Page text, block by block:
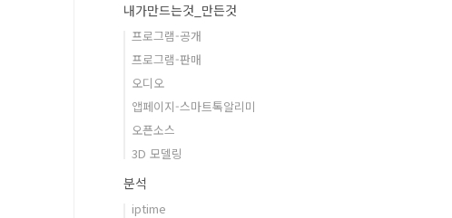
내가만드는것_만든것
프로그램-공개
프로그램-판매
오디오
앱페이지-스마트톡알리미
오픈소스
3D 모델링
분석
iptime